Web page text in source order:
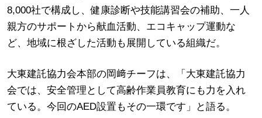
8,000社で構成し、健康診断や技能講習会の補助、一人
親方のサポートから献血活動、エコキャップ運動な
ど、地域に根ざした活動も展開している組織だ。
大東建託協力会本部の岡﨑チーフは、「大東建託協力
会では、安全管理として高齢作業員教育にも力を入れ
ている。今回のAED設置もその一環です」と語る。